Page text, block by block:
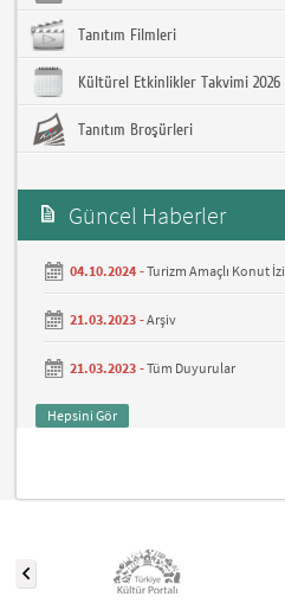
Tanıtım Filmleri
Kültürel Etkinlikler Takvimi 2026
Tanıtım Broşürleri
Güncel Haberler
04.10.2024 -Turizm Amaçlı Konut
21.03.2023 -Arşiv
21.03.2023 -Tüm Duyurular
Hepsini Gör